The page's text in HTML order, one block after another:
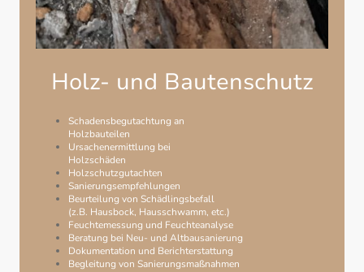
Holz- und Bautenschutz
Schadensbegutachtung an
Holzbauteilen
Ursachenermittlung bei
Holzschäden
Holzschutzgutachten
Sanierungsempfehlungen
Beurteilung von Schädlingsbefall
(z.B. Hausbock, Hausschwamm, etc.)
Feuchtemessung und Feuchteanalyse
Beratung bei Neu- und Altbausanierung
Dokumentation und Berichterstattung
Begleitung von Sanierungsmaßnahmen